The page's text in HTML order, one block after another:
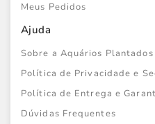
Meus Pedidos
Ajuda
Sobre a Aquários Plantados
Política de Privacidade e
Política de Entrega e
Dúvidas Frequentes